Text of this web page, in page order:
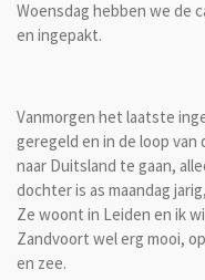
Woensdag hebben we de
en ingepakt.
Vanmorgen het laatste
geregeld en in de loop van
naar Duitsland te gaan,
dochter is as maandag
Ze woont in Leiden en ik
Zandvoort wel erg mooi,
en zee.